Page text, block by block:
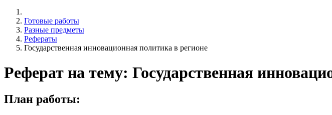
Готовые работы
Разные предметы
Рефераты
Государственная инновационная политика в регионе
Реферат на тему: Государственная
План работы: